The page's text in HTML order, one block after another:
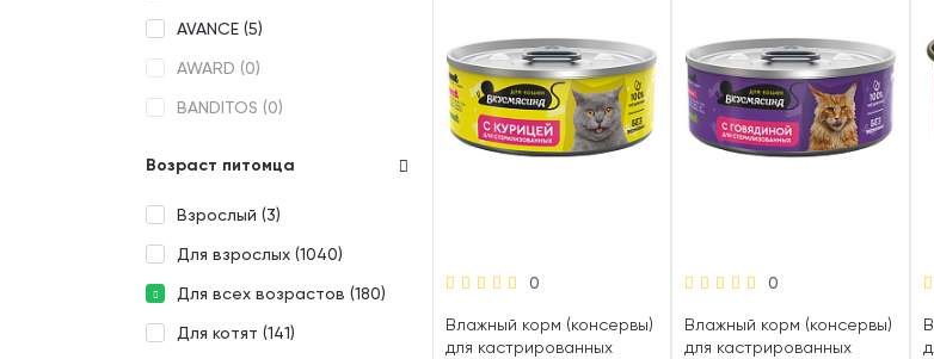
AVANCE (5)
AWARD (0)
BANDITOS (0)
BIOMENU ( 0)
BLITZ (0)
BRIT (0)
BROOKSFIELD (
Возраст питомца
Взрослый (3)
Для взрослых (1040)
Для всех возрастов (180)
Для котят (141)
0
Влажный корм (консервы)
для кастрированных
0
Влажный корм (консервы)
для кастрированных